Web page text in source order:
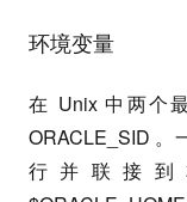
环境变量
在 Unix 中两个
ORACLE_SID 。
行并联接